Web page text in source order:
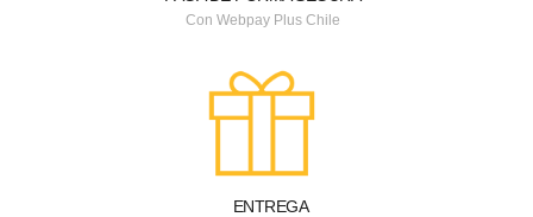
Con Webpay Plus Chile
ENTREGA